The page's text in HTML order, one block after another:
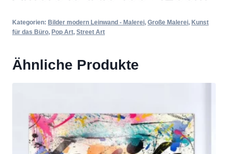
Kategorien: Bilder modern Leinwand - Malerei, Große Malerei, Kunst
für das Büro, Pop Art, Street Art
Ähnliche Produkte